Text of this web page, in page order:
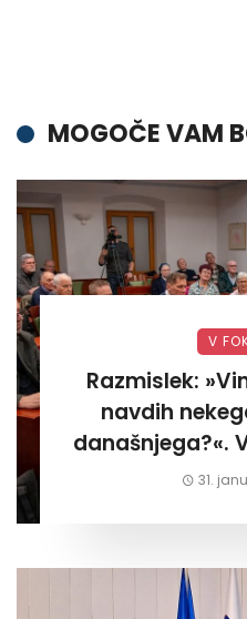
MOGOČE VAM
V
Razmislek:
navdih
današnjega?«.
31.